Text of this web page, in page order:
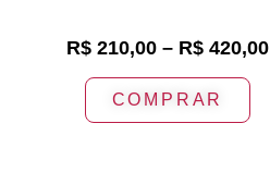
R$210,00 – R$420,00
COMPRAR